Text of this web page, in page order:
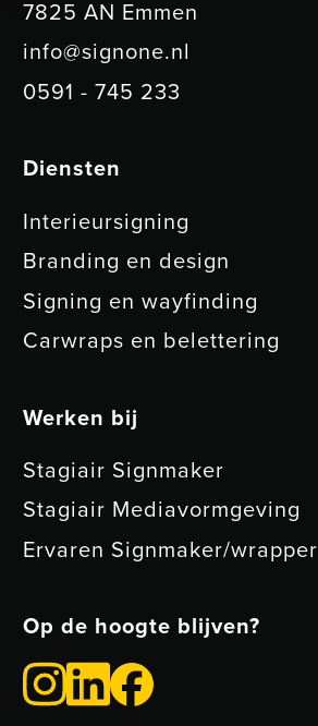
7825 AN Emmen
info@signone.nl
0591 - 745 233
Diensten
Interieursigning
Branding en design
Signing en wayfinding
Carwraps en belettering
Werken bij
Stagiair Signmaker
Stagiair Mediavormgeving
Ervaren Signmaker/wrapper
Op de hoogte blijven?